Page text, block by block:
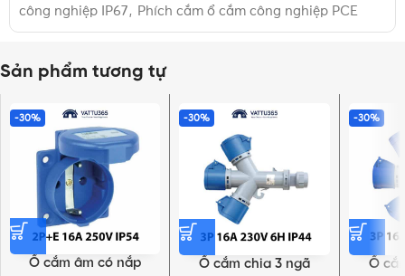
công nghiệp IP67, Phích cắm ổ cắm công nghiệp PCE
Sản phẩm tương tự
-30%
Ổ cắm âm có nắp
-30%
Ổ cắm chia 3 ngã
-30%
Ổ